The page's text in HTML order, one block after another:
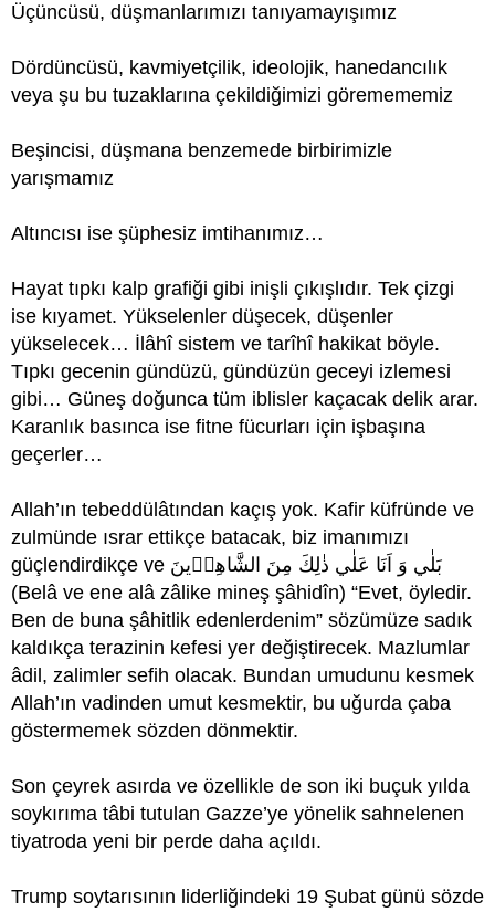
Üçüncüsü, düşmanlarımızı tanıyamayışımız
Dördüncüsü, kavmiyetçilik, ideolojik, hanedancılık
veya şu bu tuzaklarına çekildiğimizi göremememiz
Beşincisi, düşmana benzemede birbirimizle
yarışmamız
Altıncısı ise şüphesiz imtihanımız…
Hayat tıpkı kalp grafiği gibi inişli çıkışlıdır. Tek çizgi
ise kıyamet. Yükselenler düşecek, düşenler
yükselecek… İlâhî sistem ve tarîhî hakikat böyle.
Tıpkı gecenin gündüzü, gündüzün geceyi izlemesi
gibi… Güneş doğunca tüm iblisler kaçacak delik arar.
Karanlık basınca ise fitne fücurları için işbaşına
geçerler…
Allah’ın tebeddülâtından kaçış yok. Kafir küfründe ve
zulmünde ısrar ettikçe batacak, biz imanımızı
güçlendirdikçe ve بَلٰي وَ اَنَا عَلٰي ذٰلِكَ مِنَ الشَّاهِد۪ينَ
(Belâ ve ene alâ zâlike mineş şâhidîn) “Evet, öyledir.
Ben de buna şâhitlik edenlerdenim” sözümüze sadık
kaldıkça terazinin kefesi yer değiştirecek. Mazlumlar
âdil, zalimler sefih olacak. Bundan umudunu kesmek
Allah’ın vadinden umut kesmektir, bu uğurda çaba
göstermemek sözden dönmektir.
Son çeyrek asırda ve özellikle de son iki buçuk yılda
soykırıma tâbi tutulan Gazze’ye yönelik sahnelenen
tiyatroda yeni bir perde daha açıldı.
Trump soytarısının liderliğindeki 19 Şubat günü sözde